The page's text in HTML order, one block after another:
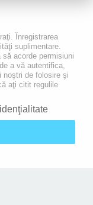
Înregistrarea
suplimentare.
acorde permisiuni
a vă autentifica,
noştri de folosire şi
aţi citit regulile